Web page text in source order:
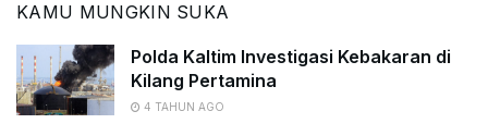
KAMU MUNGKIN SUKA
Polda Kaltim Investigasi Kebakaran di
Kilang Pertamina
4 TAHUN AGO